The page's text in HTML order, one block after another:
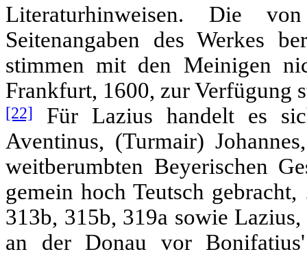
Literaturhinweisen. Die
Seitenangaben des Werkes
stimmen mit den Meinigen
Frankfurt, 1600, zur Verfügung
[22]
Für Lazius handelt es
Aventinus, (Turmair)
weitberumbten Beyerischen
gemein hoch Teutsch
313b, 315b, 319a sowie
an der Donau vor